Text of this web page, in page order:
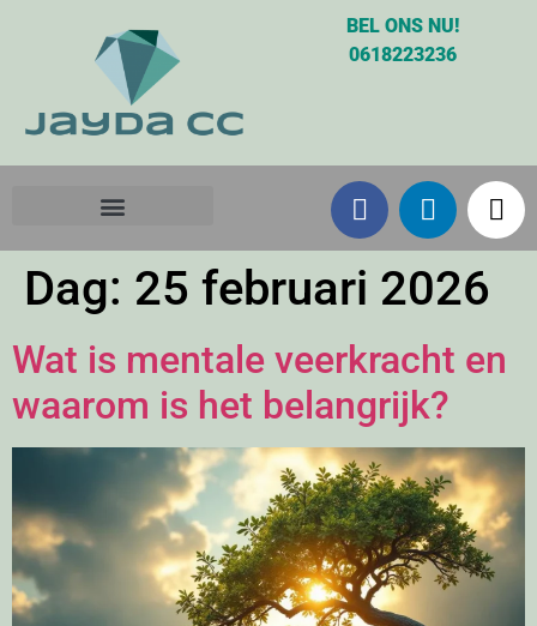
BEL ONS NU!
0618223236
Dag: 25 februari 2026
Wat is mentale veerkracht en
waarom is het belangrijk?